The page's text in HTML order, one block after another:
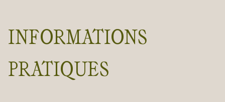
INFORMATIONS
PRATIQUES